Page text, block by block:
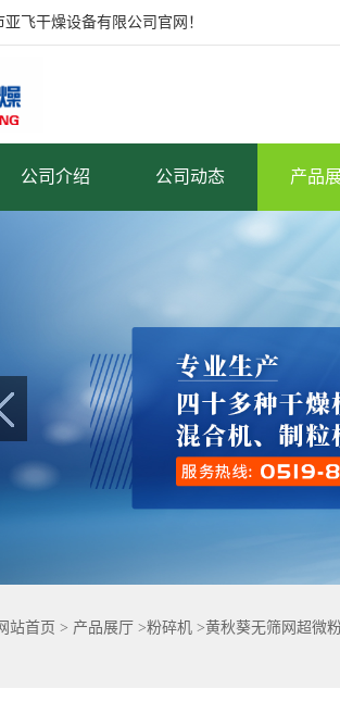
飞干燥设备有限公司官网！
公司介绍 公司动态 产品
站首页 > 产品展厅 >粉碎机 >黄秋葵无筛网超微